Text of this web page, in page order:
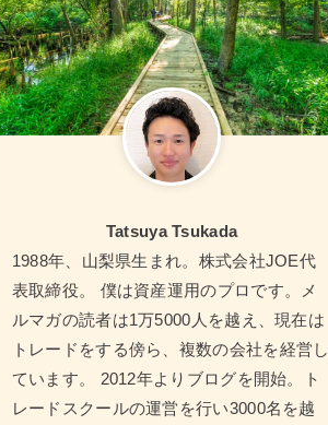
Tatsuya Tsukada
1988年、山梨県生まれ。株式会社JOE代
表取締役。 僕は資産運用のプロです。メ
ルマガの読者は1万5000人を越え、現在は
トレードをする傍ら、複数の会社を経営し
ています。 2012年よりブログを開始。ト
レードスクールの運営を行い3000名を越